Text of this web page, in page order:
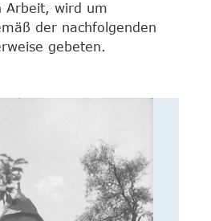
Arbeit, wird um
der nachfolgenden
gebeten.